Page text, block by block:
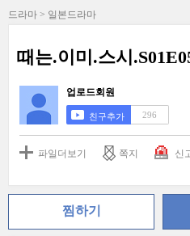
드라마 > 일본드라마
때는.이미.스시
업로드회원
친구추가 296
파일더보기 쪽지 신
찜하기